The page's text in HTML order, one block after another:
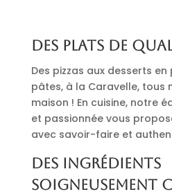
Des plats de
Des pizzas aux desserts
pâtes, à la Caravelle, tous
maison ! En cuisine, notre
et passionnée vous
avec savoir-faire et
Des ingrédients
soigneusement